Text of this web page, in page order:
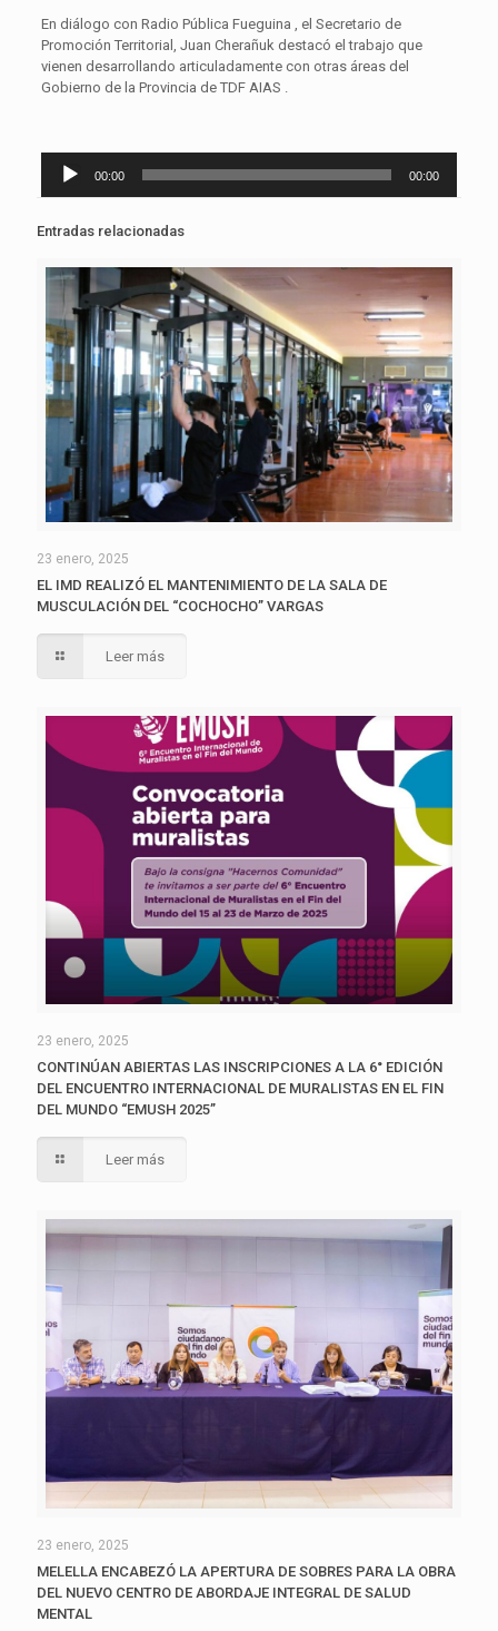
En diálogo con Radio Pública Fueguina , el Secretario de
Promoción Territorial, Juan Cherañuk destacó el trabajo que
vienen desarrollando articuladamente con otras áreas del
Gobierno de la Provincia de TDF AIAS .
Reproductor
00:00 00:00
Entradas relacionadas
23 enero, 2025
EL IMD REALIZÓ EL MANTENIMIENTO DE LA SALA DE
MUSCULACIÓN DEL “COCHOCHO” VARGAS
Leer más
23 enero, 2025
CONTINÚAN ABIERTAS LAS INSCRIPCIONES A LA 6° EDICIÓN
DEL ENCUENTRO INTERNACIONAL DE MURALISTAS EN EL FIN
DEL MUNDO “EMUSH 2025”
Leer más
23 enero, 2025
MELELLA ENCABEZÓ LA APERTURA DE SOBRES PARA LA OBRA
DEL NUEVO CENTRO DE ABORDAJE INTEGRAL DE SALUD
MENTAL